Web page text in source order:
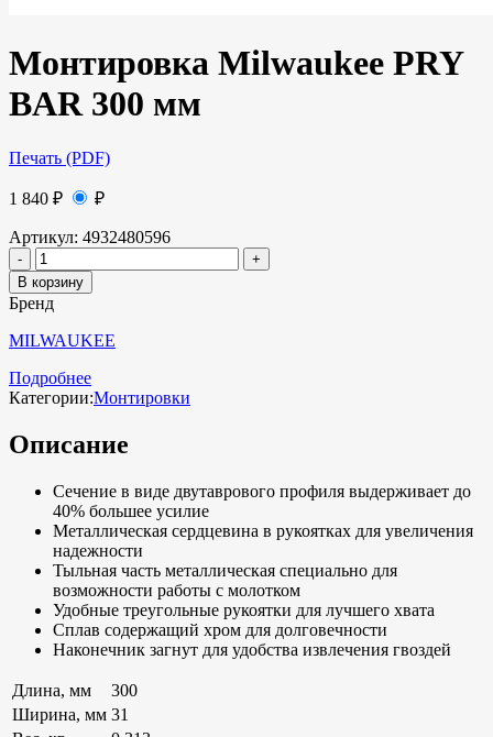
Монтировка Milwaukee PRY
BAR 300 мм
Печать (PDF)
1 840 ₽ ₽
Артикул: 4932480596
В корзину
Бренд
MILWAUKEE
Подробнее
Категории:Монтировки
Описание
Сечение в виде двутаврового профиля выдерживает до
40% большее усилие
Металлическая сердцевина в рукоятках для увеличения
надежности
Тыльная часть металлическая специально для
возможности работы с молотком
Удобные треугольные рукоятки для лучшего хвата
Сплав содержащий хром для долговечности
Наконечник загнут для удобства извлечения гвоздей
Длина, мм
300
Ширина, мм 31